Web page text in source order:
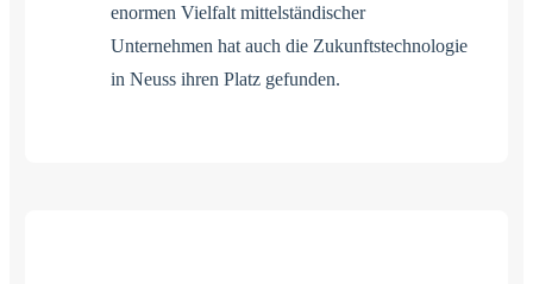
enormen Vielfalt mittelständischer
Unternehmen hat auch die Zukunftstechnologie
in Neuss ihren Platz gefunden.